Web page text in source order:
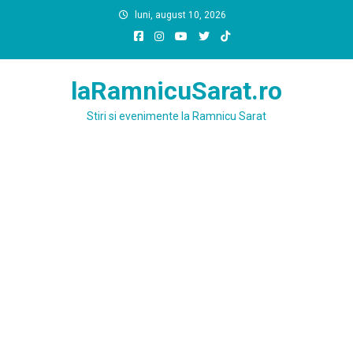
luni, august 10, 2026
laRamnicuSarat.ro
Stiri si evenimente la Ramnicu Sarat